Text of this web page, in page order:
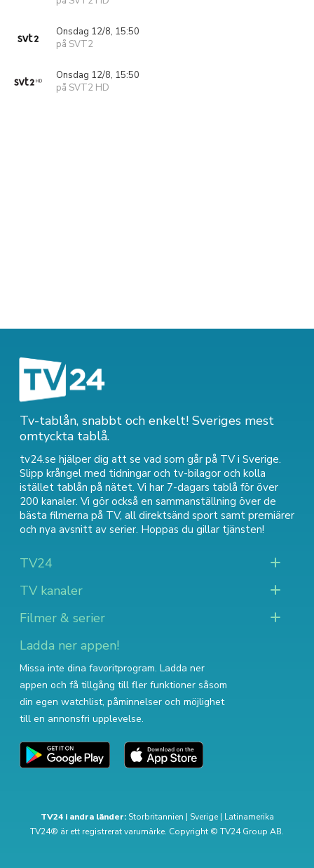
Onsdag 12/8, 15:50
på SVT2
Onsdag 12/8, 15:50
på SVT2 HD
Tv-tablån, snabbt och enkelt! Sveriges mest
omtyckta tablå.
tv24.se hjälper dig att se vad som går på TV i Sverige.
Slipp krångel med tidningar och tv-bilagor och kolla
istället tablån på nätet. Vi har 7-dagars tablå för över
200 kanaler. Vi gör också en sammanställning över de
bästa filmerna på TV, all direktsänd sport samt premiärer
och nya avsnitt av serier. Hoppas du gillar tjänsten!
TV24
TV kanaler
Filmer & serier
Ladda ner appen!
Missa inte dina favoritprogram. Ladda ner
appen och få tillgång till fler funktioner såsom
din egen watchlist, påminnelser och möjlighet
till en annonsfri upplevelse.
TV24 i andra länder: Storbritannien | Sverige| Latinamerika
TV24® är ett registrerat varumärke. Copyright © TV24 Group AB.